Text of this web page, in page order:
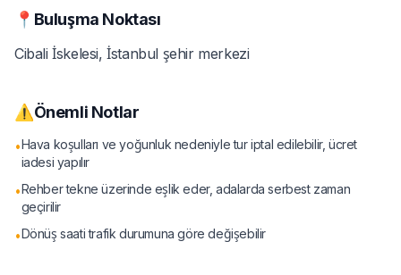
📍 Buluşma Noktası
Cibali İskelesi, İstanbul şehir merkezi
⚠️Önemli Notlar
•Hava koşulları ve yoğunluk nedeniyle tur iptal edilebilir, ücret
iadesi yapılır
•Rehber tekne üzerinde eşlik eder, adalarda serbest zaman
geçirilir
•Dönüş saati trafik durumuna göre değişebilir